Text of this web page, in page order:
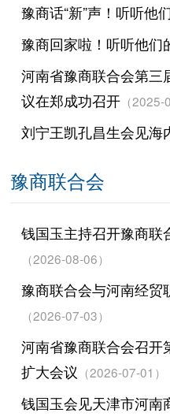
豫商话“新”声！听听他
豫商回家啦！听听他们
河南省豫商联合会第三
议在郑成功召开（2025-
刘宁王凯孔昌生会见海
豫商联合会
钱国玉主持召开豫商联
（2026-08-06）
豫商联合会与河南经贸
（2026-07-03）
河南省豫商联合会召开
扩大会议 （2026-07-01）
钱国玉会见天津市河南